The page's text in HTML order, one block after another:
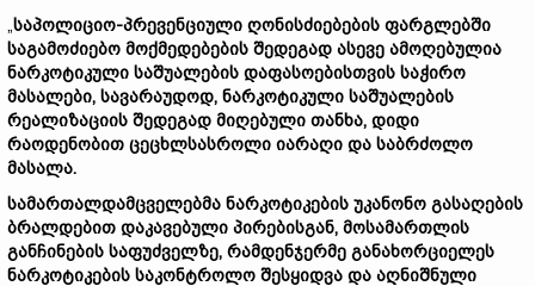
„საპოლიციო-პრევენციული ღონისძიებების ფარგლებში
საგამოძიებო მოქმედებების შედეგად ასევე ამოღებულია
ნარკოტიკული საშუალების დაფასოებისთვის საჭირო
მასალები, სავარაუდოდ, ნარკოტიკული საშუალების
რეალიზაციის შედეგად მიღებული თანხა, დიდი
რაოდენობით ცეცხლსასროლი იარაღი და საბრძოლო
მასალა.
სამართალდამცველებმა ნარკოტიკების უკანონო გასაღების
ბრალდებით დაკავებული პირებისგან, მოსამართლის
განჩინების საფუძველზე, რამდენჯერმე განახორციელეს
ნარკოტიკების საკონტროლო შესყიდვა და აღნიშნული